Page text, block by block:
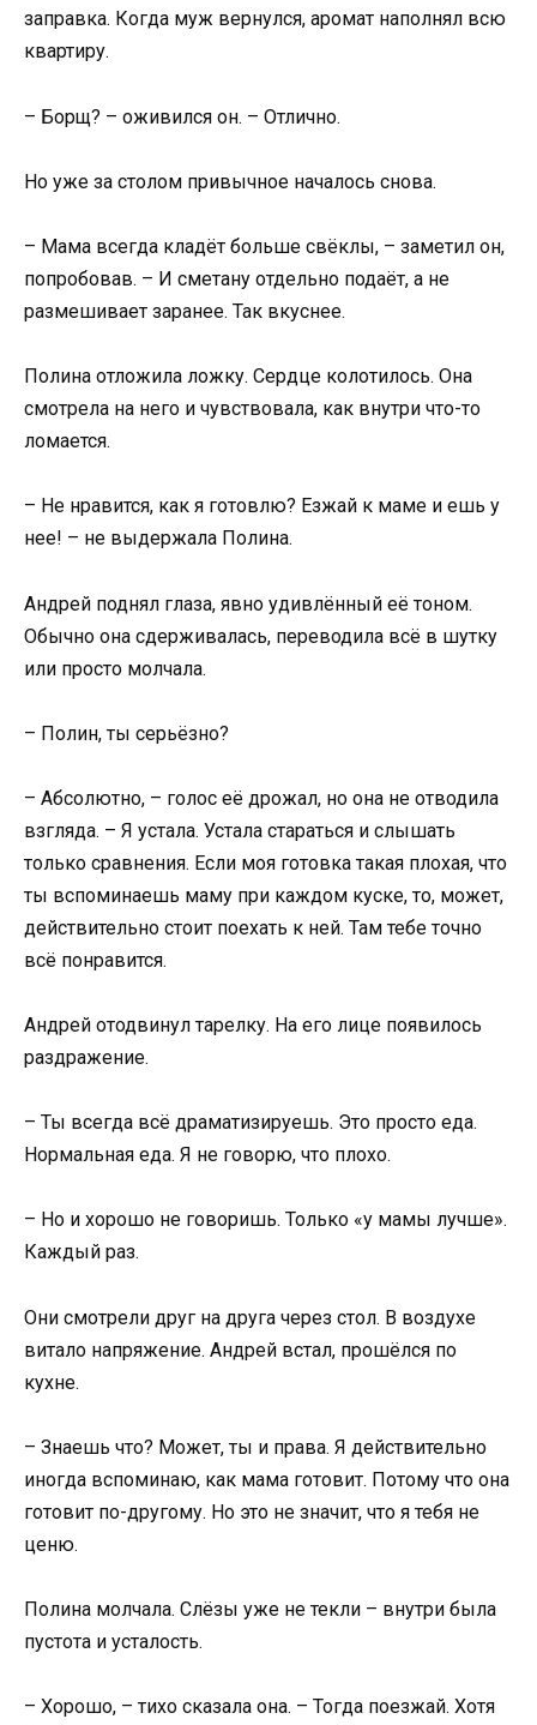
заправка. Когда муж вернулся, аромат наполнял всю
квартиру.
– Борщ? – оживился он. – Отлично.
Но уже за столом привычное началось снова.
– Мама всегда кладёт больше свёклы, – заметил он,
попробовав. – И сметану отдельно подаёт, а не
размешивает заранее. Так вкуснее.
Полина отложила ложку. Сердце колотилось. Она
смотрела на него и чувствовала, как внутри что-то
ломается.
– Не нравится, как я готовлю? Езжай к маме и ешь у
нее! – не выдержала Полина.
Андрей поднял глаза, явно удивлённый её тоном.
Обычно она сдерживалась, переводила всё в шутку
или просто молчала.
– Полин, ты серьёзно?
– Абсолютно, – голос её дрожал, но она не отводила
взгляда. – Я устала. Устала стараться и слышать
только сравнения. Если моя готовка такая плохая, что
ты вспоминаешь маму при каждом куске, то, может,
действительно стоит поехать к ней. Там тебе точно
всё понравится.
Андрей отодвинул тарелку. На его лице появилось
раздражение.
– Ты всегда всё драматизируешь. Это просто еда.
Нормальная еда. Я не говорю, что плохо.
– Но и хорошо не говоришь. Только «у мамы лучше».
Каждый раз.
Они смотрели друг на друга через стол. В воздухе
витало напряжение. Андрей встал, прошёлся по
кухне.
– Знаешь что? Может, ты и права. Я действительно
иногда вспоминаю, как мама готовит. Потому что она
готовит по-другому. Но это не значит, что я тебя не
ценю.
Полина молчала. Слёзы уже не текли – внутри была
пустота и усталость.
– Хорошо, – тихо сказала она. – Тогда поезжай. Хотя